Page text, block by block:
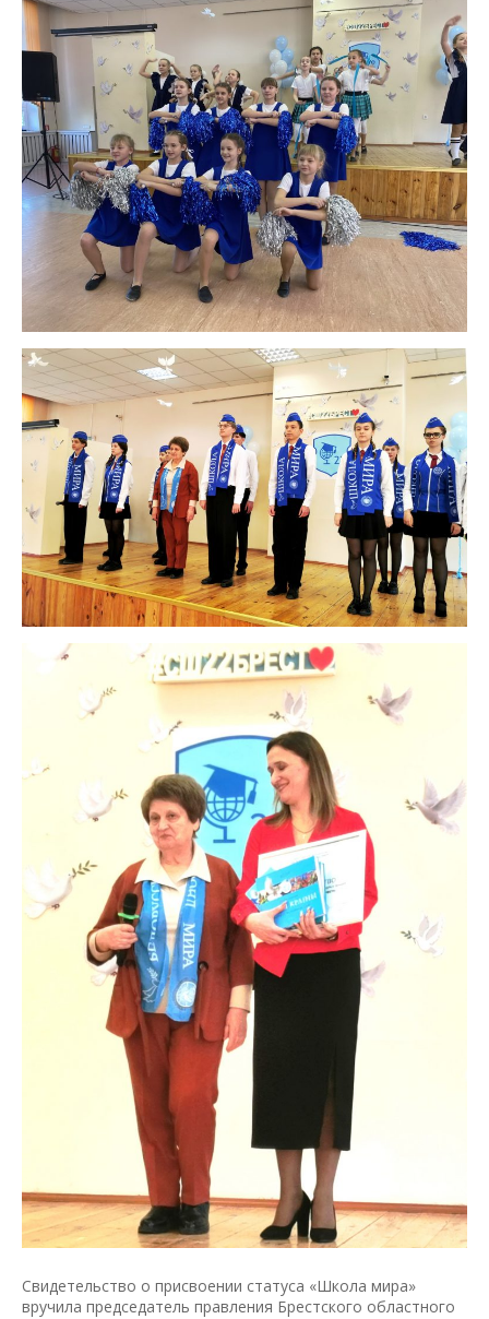
Свидетельство о присвоении статуса «Школа мира»
вручила председатель правления Брестского областного